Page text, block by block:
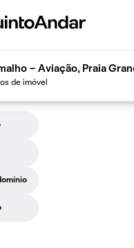
- Aviação, Praia
de imóvel